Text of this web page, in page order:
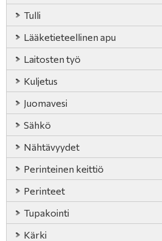
Tulli
Lääketieteellinen apu
Laitosten työ
Kuljetus
Juomavesi
Sähkö
Nähtävyydet
Perinteinen keittiö
Perinteet
Tupakointi
Kärki